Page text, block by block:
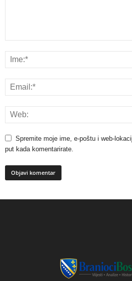
Spremite moje ime, e-poštu i web-
put kada komentarirate.